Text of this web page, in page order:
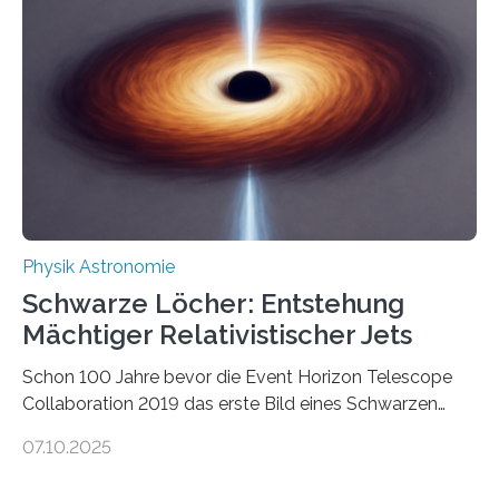
Quantenmotoren voranbringen. Das
Wissenschaftsjournal Science Advances veröffentlichte
die Herleitung. (DOI: 10.1126/sciadv.adw8462)
Verbrennungsmotoren oder Dampfturbinen sind
Wärmekraftmaschinen: Sie wandeln thermische
Energie in mechanische Bewegung um – oder anders
ausgedrückt, Wärme in Bewegung. In
quantenmechanischen Experimenten ist es in den…
Physik Astronomie
Schwarze Löcher: Entstehung
Mächtiger Relativistischer Jets
Schon 100 Jahre bevor die Event Horizon Telescope
Collaboration 2019 das erste Bild eines Schwarzen
hatte der Astronom Heber Curtis einen seltsamen
07.10.2025